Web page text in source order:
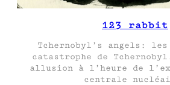
123 rabbit
Tchernobyl’s angels:
catastrophe de
allusion à l’heure de
centrale